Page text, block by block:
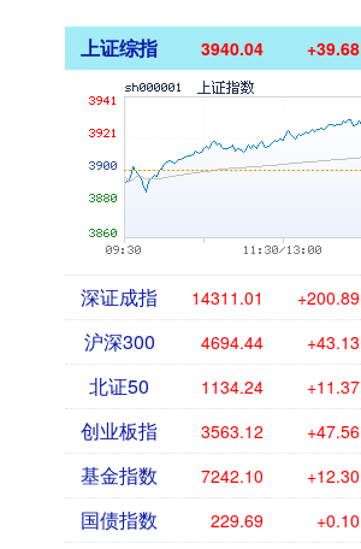
上证综指 3940.04 +39.68
深证成指 14311.01 +200.89
沪深300 4694.44 +43.13
北证50 1134.24 +11.37
创业板指 3563.12 +47.56
基金指数 7242.10 +12.30
国债指数 229.69 +0.10